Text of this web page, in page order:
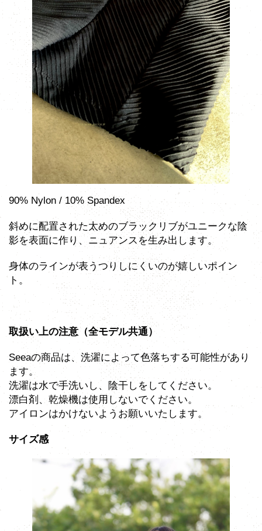
90% Nylon / 10% Spandex
斜めに配置された太めのブラックリブがユニークな陰
影を表面に作り、ニュアンスを生み出します。
身体のラインが表うつりしにくいのが嬉しいポイン
ト。
取扱い上の注意（全モデル共通）
Seeaの商品は、洗濯によって色落ちする可能性があり
ます。
洗濯は水で手洗いし、陰干しをしてください。
漂白剤、乾燥機は使用しないでください。
アイロンはかけないようお願いいたします。
サイズ感